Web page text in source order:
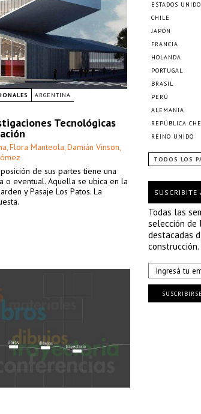
ARGENTINA
Tecnológicas
, Flora Manteola, Damián Vinson,
de sus partes tiene una
o eventual. Aquella se ubica en la
y Pasaje Los Patos. La
ESTADOS
CHILE
JAPÓN
FRANCIA
HOLANDA
PORTUGAL
BRASIL
PERÚ
ALEMANIA
REPÚBLICA
REINO UNIDO
TODOS LOS
SUSCRIBITE
Todas las
selección de
destacadas
construcción.
SUSCRIBIRSE